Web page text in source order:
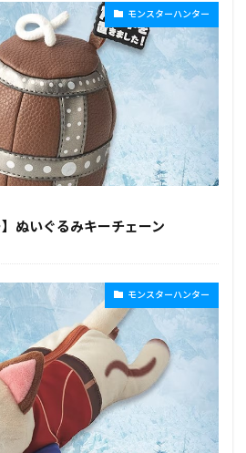
モンスターハンター
ぬいぐるみキーチェーン
モンスターハンター